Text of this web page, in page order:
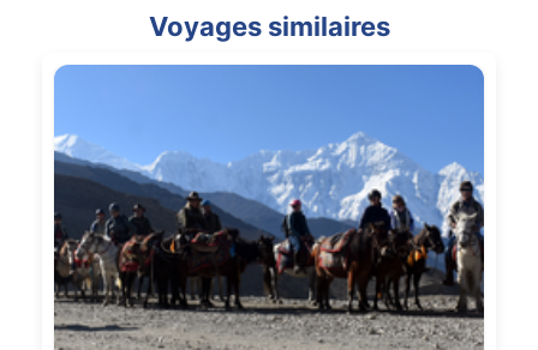
Voyages similaires